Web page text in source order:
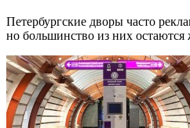
Петербургские дворы часто
но большинство из них